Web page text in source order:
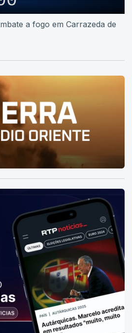
a fogo em Carrazeda de